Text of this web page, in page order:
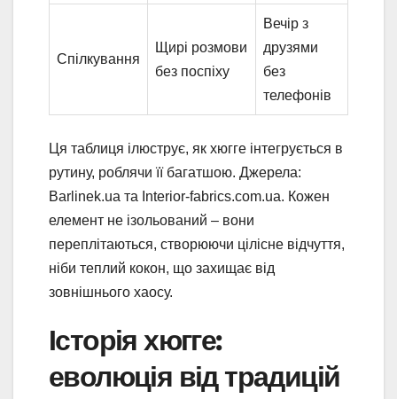
Спілкування
Щирі розмови
без поспіху
Вечір з
друзями
без
телефонів
Ця таблиця ілюструє, як хюгге інтегрується в
рутину, роблячи її багатшою. Джерела:
Barlinek.ua та Interior-fabrics.com.ua. Кожен
елемент не ізольований – вони
переплітаються, створюючи цілісне відчуття,
ніби теплий кокон, що захищає від
зовнішнього хаосу.
Історія хюгге:
еволюція від традицій